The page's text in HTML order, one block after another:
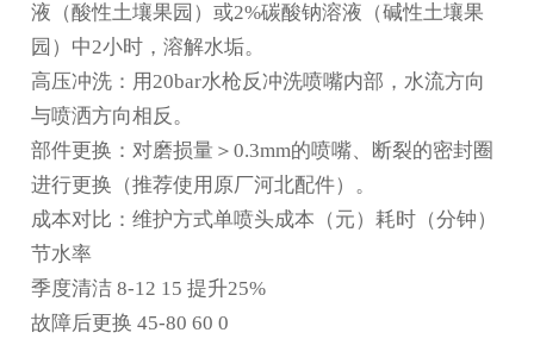
液（酸性土壤果园）或2%碳酸钠溶液（碱性土壤果
园）中2小时，溶解水垢。
高压冲洗：用20bar水枪反冲洗喷嘴内部，水流方向
与喷洒方向相反。
部件更换：对磨损量＞0.3mm的喷嘴、断裂的密封圈
进行更换（推荐使用原厂河北配件）。
成本对比：维护方式单喷头成本（元）耗时（分钟）
节水率
季度清洁 8-12 15 提升25%
故障后更换 45-80 60 0